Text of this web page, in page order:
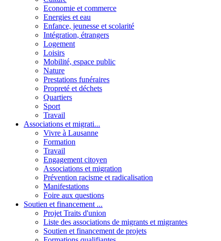
Economie et commerce
Energies et eau
Enfance, jeunesse et scolarité
Intégration, étrangers
Logement
Loisirs
Mobilité, espace public
Nature
Prestations funéraires
Propreté et déchets
Quartiers
Sport
Travail
Associations et migrati...
Vivre à Lausanne
Formation
Travail
Engagement citoyen
Associations et migration
Prévention racisme et radicalisation
Manifestations
Foire aux questions
Soutien et financement ...
Projet Traits d'union
Liste des associations de migrants et migrantes
Soutien et financement de projets